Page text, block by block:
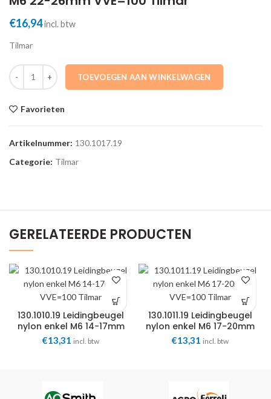
€16,94incl. btw
Tilmar
130.1017.19 Leidingbeugel nylon dubbel M6 22-26mm VVE=100
TOEVOEGEN AAN WINKELWAGEN
Favorieten
Artikelnummer: 130.1017.19
Categorie: Tilmar
GERELATEERDE PRODUCTEN
130.1010.19 Leidingbeugel
nylon enkel M6 14-17mm
VVE=100 Tilmar
€13,31 incl. btw
130.1011.19 Leidingbeugel
nylon enkel M6 17-20mm
VVE=100 Tilmar
€13,31 incl. btw